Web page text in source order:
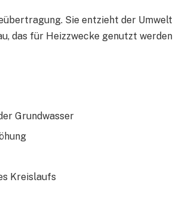
Sie entzieht der Umwelt
das für Heizzwecke genutzt werden
Grundwasser
Kreislaufs